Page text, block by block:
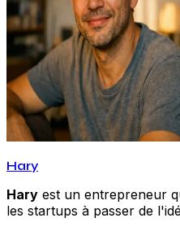
Hary
Hary est un entrepreneur
les startups à passer de